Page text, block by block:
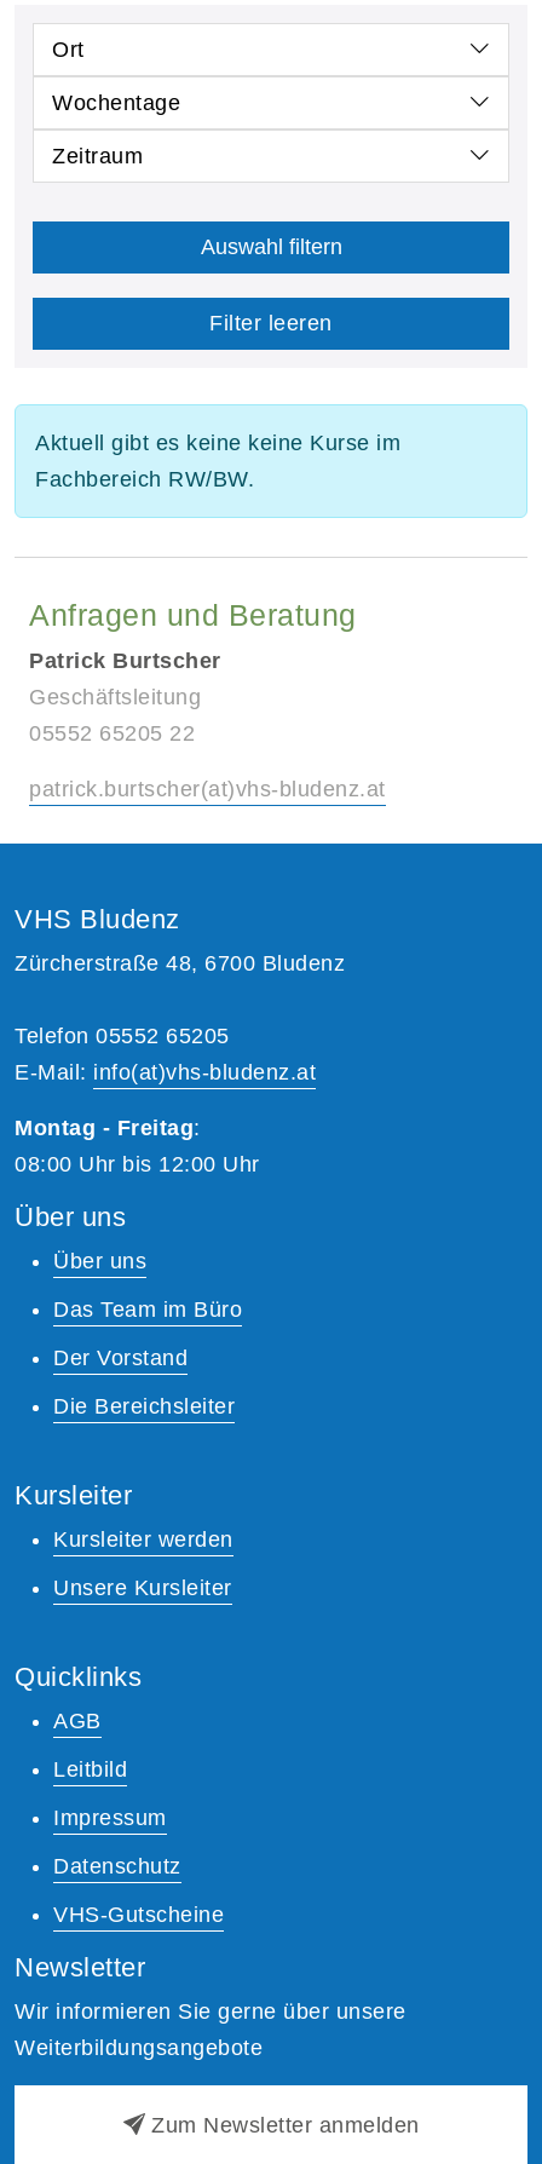
Ort
Wochentage
Zeitraum
Auswahl filtern
Filter leeren
Aktuell gibt es keine keine Kurse im
Fachbereich RW/BW.
Anfragen und Beratung
Patrick Burtscher
Geschäftsleitung
05552 65205 22
patrick.burtscher(at)vhs-bludenz.at
VHS Bludenz
Zürcherstraße 48, 6700 Bludenz
Telefon 05552 65205
E-Mail: info(at)vhs-bludenz.at
Montag - Freitag:
08:00 Uhr bis 12:00 Uhr
Über uns
Über uns
Das Team im Büro
Der Vorstand
Die Bereichsleiter
Kursleiter
Kursleiter werden
Unsere Kursleiter
Quicklinks
AGB
Leitbild
Impressum
Datenschutz
VHS-Gutscheine
Newsletter
Wir informieren Sie gerne über unsere
Weiterbildungsangebote
Zum Newsletter anmelden